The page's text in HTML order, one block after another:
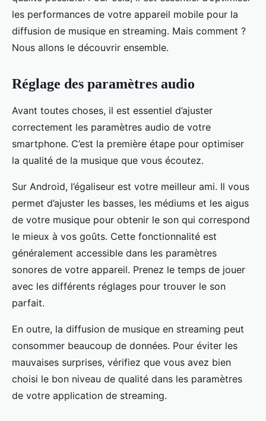
les performances de votre appareil mobile pour la
diffusion de musique en streaming. Mais comment ?
Nous allons le découvrir ensemble.
Réglage des paramètres audio
Avant toutes choses, il est essentiel d’ajuster
correctement les paramètres audio de votre
smartphone. C’est la première étape pour optimiser
la qualité de la musique que vous écoutez.
Sur Android, l’égaliseur est votre meilleur ami. Il vous
permet d’ajuster les basses, les médiums et les aigus
de votre musique pour obtenir le son qui correspond
le mieux à vos goûts. Cette fonctionnalité est
généralement accessible dans les paramètres
sonores de votre appareil. Prenez le temps de jouer
avec les différents réglages pour trouver le son
parfait.
En outre, la diffusion de musique en streaming peut
consommer beaucoup de données. Pour éviter les
mauvaises surprises, vérifiez que vous avez bien
choisi le bon niveau de qualité dans les paramètres
de votre application de streaming.